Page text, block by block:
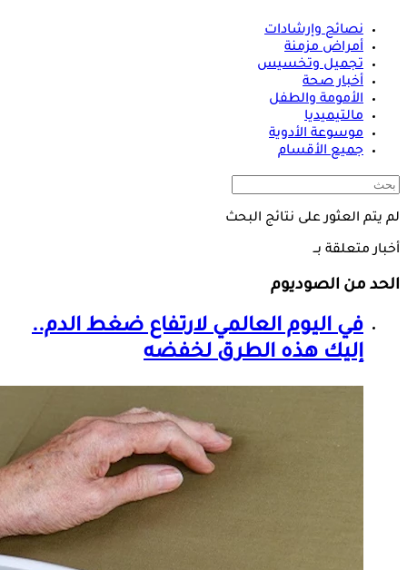
نصائح وإرشادات
أمراض مزمنة
تجميل وتخسيس
أخبار صحة
الأمومة والطفل
مالتيميديا
موسوعة الأدوية
جميع الأقسام
لم يتم العثور على نتائج البحث
أخبار متعلقة بــ
الحد من الصوديوم
في اليوم العالمي لارتفاع ضغط الدم..
إليك هذه الطرق لخفضه